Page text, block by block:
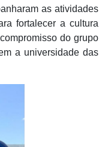
as atividades
fortalecer a cultura
do grupo
a universidade das